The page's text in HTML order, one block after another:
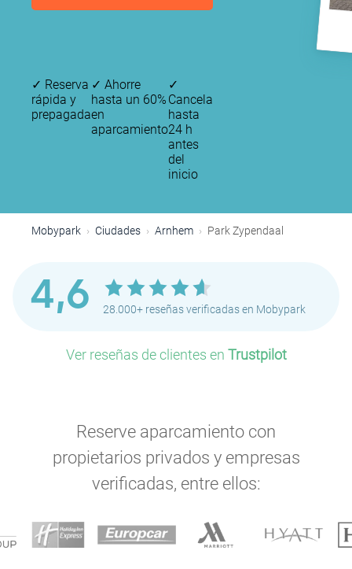
✓ Reserva
rápida y
prepagada
✓ Ahorre
hasta un 60%
en
aparcamiento
✓
Cancela
hasta
24 h
antes
del
inicio
Mobypark Ciudades Arnhem Park Zypendaal
4,6 28.000+ reseñas verificadas en Mobypark
Ver reseñas de clientes en Trustpilot
Reserve aparcamiento con
propietarios privados y empresas
verificadas, entre ellos: